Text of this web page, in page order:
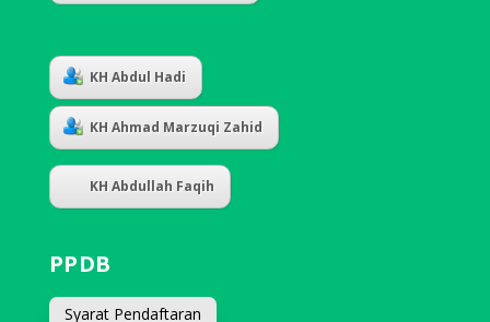
KH Abdul Hadi
KH Ahmad Marzuqi Zahid
KH Abdullah Faqih
PPDB
Syarat Pendaftaran